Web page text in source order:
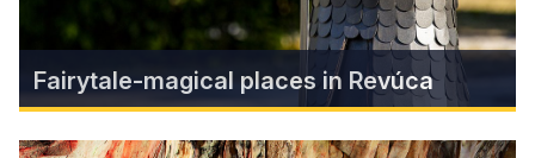
Fairytale-magical places in Revúca